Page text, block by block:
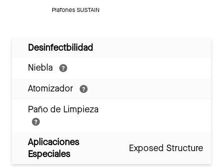
Plafones SUSTAIN
Desinfectbilidad
Niebla
Atomizador
Paño de Limpieza
Aplicaciones
Especiales
Exposed Structure